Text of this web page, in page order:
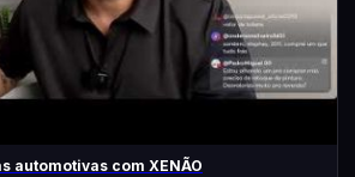
automotivas com XENÃO